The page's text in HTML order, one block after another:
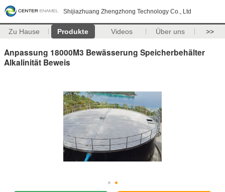
Shijiazhuang Zhengzhong Technology Co., Ltd
Zu Hause Produkte Videos Über uns >>
Anpassung 18000M3 Bewässerung Speicherbehälter
Alkalinität Beweis